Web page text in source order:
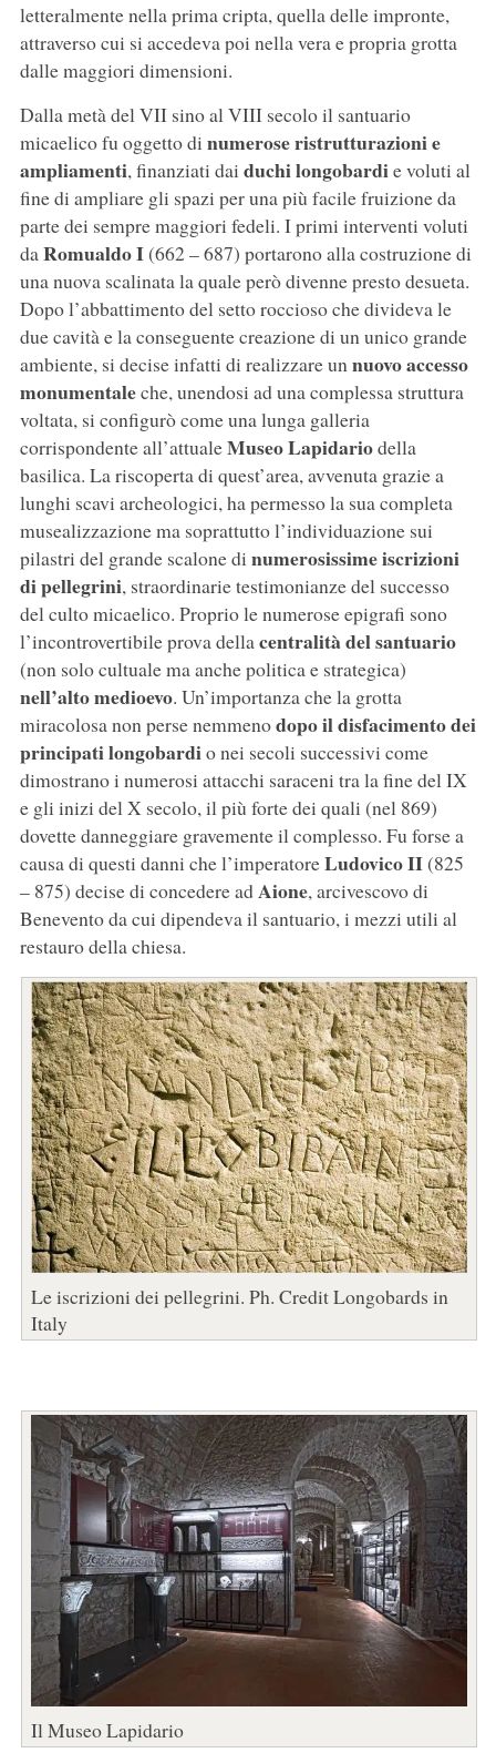
letteralmente nella prima cripta, quella delle impronte,
attraverso cui si accedeva poi nella vera e propria grotta
dalle maggiori dimensioni.
Dalla metà del VII sino al VIII secolo il santuario
micaelico fu oggetto di numerose ristrutturazioni e
ampliamenti, finanziati dai duchi longobardie voluti al
fine di ampliare gli spazi per una più facile fruizione da
parte dei sempre maggiori fedeli. I primi interventi voluti
daRomualdo I(662 – 687) portarono alla costruzione di
una nuova scalinata la quale però divenne presto desueta.
Dopo l’abbattimento del setto roccioso che divideva le
due cavità e la conseguente creazione di un unico grande
ambiente, si decise infatti di realizzare unnuovo accesso
monumentaleche, unendosi ad una complessa struttura
voltata, si configurò come una lunga galleria
corrispondente all’attualeMuseo Lapidariodella
basilica. La riscoperta di quest’area, avvenuta grazie a
lunghi scavi archeologici, ha permesso la sua completa
musealizzazione ma soprattutto l’individuazione sui
pilastri del grande scalone di numerosissime iscrizioni
di pellegrini, straordinarie testimonianze del successo
del culto micaelico. Proprio le numerose epigrafi sono
l’incontrovertibile prova dellacentralità del santuario
(non solo cultuale ma anche politica e strategica)
nell’alto medioevo. Un’importanza che la grotta
miracolosa non perse nemmenodopo il disfacimento dei
principati longobardio nei secoli successivi come
dimostrano i numerosi attacchi saraceni tra la fine del IX
e gli inizi del X secolo, il più forte dei quali (nel 869)
dovette danneggiare gravemente il complesso. Fu forse a
causa di questi danni che l’imperatoreLudovico II(825
– 875) decise di concedere adAione, arcivescovo di
Benevento da cui dipendeva il santuario, i mezzi utili al
restauro della chiesa.
Le iscrizioni dei pellegrini. Ph. Credit Longobards in
Italy
Il Museo Lapidario